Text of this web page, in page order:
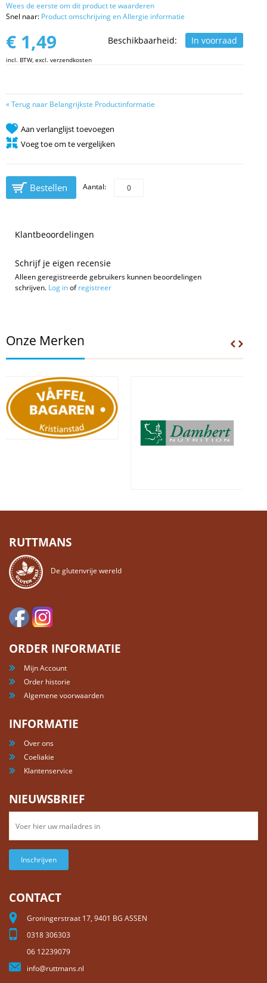
Wees de eerste om dit product te waarderen
Snel naar: Product omschrijving en Allergie informatie
Beschikbaarheid: In voorraad
€ 1,49
incl. BTW, excl. verzendkosten
«Terug naar Belangrijkste Productinformatie
Aan verlanglijst toevoegen
Voeg toe om te vergelijken
Bestellen Aantal:
Klantbeoordelingen
Schrijf je eigen recensie
Alleen geregistreerde gebruikers kunnen beoordelingen
schrijven. Log inofregistreer
Onze Merken
RUTTMANS
De glutenvrije wereld
ORDER INFORMATIE
Mijn Account
Order historie
Algemene voorwaarden
INFORMATIE
Over ons
Coeliakie
Klantenservice
NIEUWSBRIEF
Inschrijven
CONTACT
Groningerstraat 17, 9401 BG ASSEN
0318 306303
06 12239079
info@ruttmans.nl